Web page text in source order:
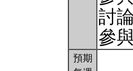
討論
參
預期